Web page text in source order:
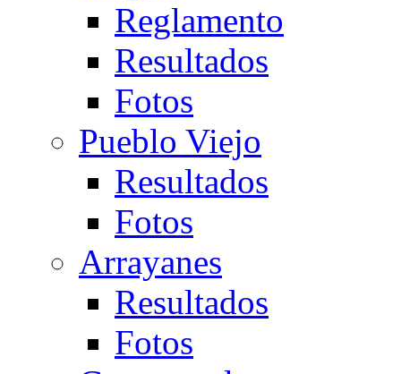
Reglamento
Resultados
Fotos
Pueblo Viejo
Resultados
Fotos
Arrayanes
Resultados
Fotos